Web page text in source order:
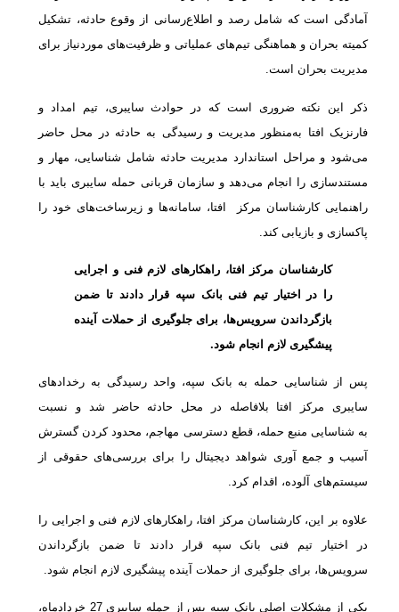
آمادگی است که شامل رصد و اطلاع‌رسانی از وقوع حادثه، تشکیل
کمیته بحران و هماهنگی تیم‌های عملیاتی و ظرفیت‌های موردنیاز برای
مدیریت بحران است.
ذکر این نکته ضروری است که در حوادث سایبری، تیم امداد و
فارنزیک افتا به‌منظور مدیریت و رسیدگی به حادثه در محل حاضر
می‌شود و مراحل استاندارد مدیریت حادثه شامل شناسایی، مهار و
مستندسازی را انجام می‌دهد و سازمان قربانی حمله سایبری باید با
راهنمایی کارشناسان مرکز افتا، سامانه‌ها و زیرساخت‌های خود را
پاکسازی و بازیابی کند.
کارشناسان مرکز افتا، راهکارهای لازم فنی و اجرایی
را در اختیار تیم فنی بانک سپه قرار دادند تا ضمن
بازگرداندن سرویس‌ها، برای جلوگیری از حملات آینده
پیشگیری لازم انجام شود.
پس از شناسایی حمله به بانک سپه، واحد رسیدگی به رخدادهای
سایبری مرکز افتا بلافاصله در محل حادثه حاضر شد و نسبت
به شناسایی منبع حمله، قطع دسترسی مهاجم، محدود کردن گسترش
آسیب و جمع آوری شواهد دیجیتال را برای بررسی‌های حقوقی از
سیستم‌های آلوده، اقدام کرد.
علاوه بر این، کارشناسان مرکز افتا، راهکارهای لازم فنی و اجرایی را
در اختیار تیم فنی بانک سپه قرار دادند تا ضمن بازگرداندن
سرویس‌ها، برای جلوگیری از حملات آینده پیشگیری لازم انجام شود.
یکی از مشکلات اصلی بانک سپه پس از حمله سایبری 27 خردادماه،